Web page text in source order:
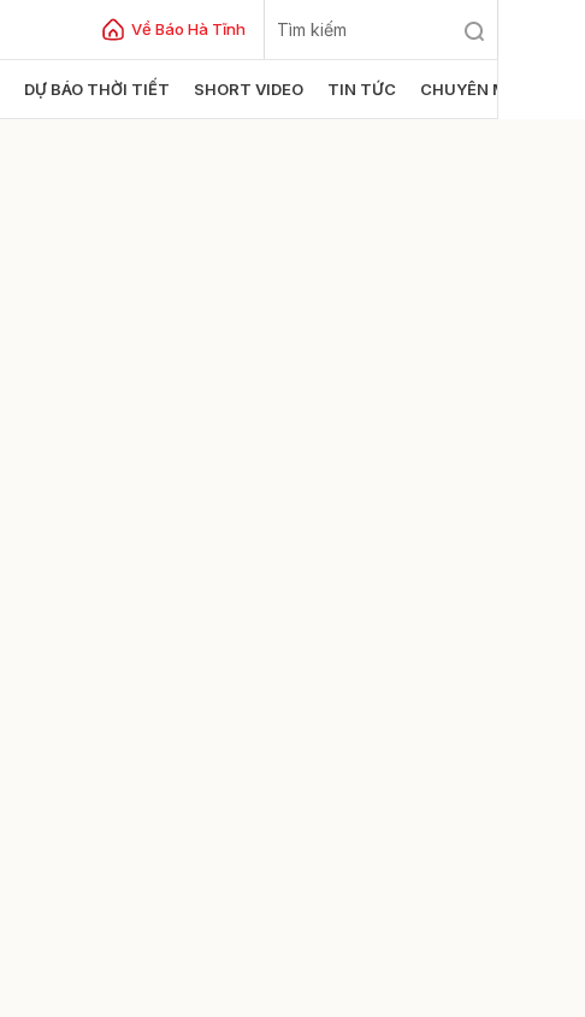
Về Báo Hà Tĩnh
DỰ BÁO THỜI TIẾT SHORT VIDEO TIN TỨC CHUYÊN MỤC